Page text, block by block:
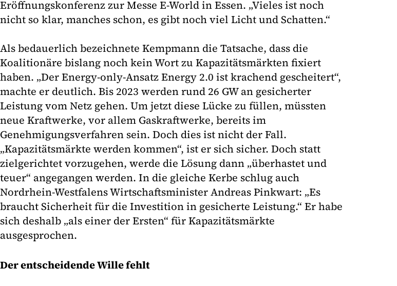
Eröffnungskonferenz zur Messe E-World in Essen. „Vieles ist noch
nicht so klar, manches schon, es gibt noch viel Licht und Schatten.“
Als bedauerlich bezeichnete Kempmann die Tatsache, dass die
Koalitionäre bislang noch kein Wort zu Kapazitätsmärkten fixiert
haben. „Der Energy-only-Ansatz Energy 2.0 ist krachend gescheitert“,
machte er deutlich. Bis 2023 werden rund 26 GW an gesicherter
Leistung vom Netz gehen. Um jetzt diese Lücke zu füllen, müssten
neue Kraftwerke, vor allem Gaskraftwerke, bereits im
Genehmigungsverfahren sein. Doch dies ist nicht der Fall.
„Kapazitätsmärkte werden kommen“, ist er sich sicher. Doch statt
zielgerichtet vorzugehen, werde die Lösung dann „überhastet und
teuer“ angegangen werden. In die gleiche Kerbe schlug auch
Nordrhein-Westfalens Wirtschaftsminister Andreas Pinkwart: „Es
braucht Sicherheit für die Investition in gesicherte Leistung.“ Er habe
sich deshalb „als einer der Ersten“ für Kapazitätsmärkte
ausgesprochen.
Der entscheidende Wille fehlt